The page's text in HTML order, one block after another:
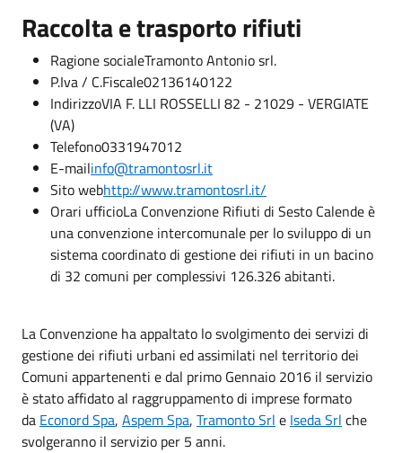
Raccolta e trasporto rifiuti
Ragione socialeTramonto Antonio srl.
P.Iva / C.Fiscale02136140122
IndirizzoVIA F. LLI ROSSELLI 82 - 21029 - VERGIATE
(VA)
Telefono0331947012
E-mailinfo@tramontosrl.it
Sito webhttp://www.tramontosrl.it/
Orari ufficioLa Convenzione Rifiuti di Sesto Calende è
una convenzione intercomunale per lo sviluppo di un
sistema coordinato di gestione dei rifiuti in un bacino
di 32 comuni per complessivi 126.326 abitanti.
La Convenzione ha appaltato lo svolgimento dei servizi di
gestione dei rifiuti urbani ed assimilati nel territorio dei
Comuni appartenenti e dal primo Gennaio 2016 il servizio
è stato affidato al raggruppamento di imprese formato
da Econord Spa, Aspem Spa, Tramonto Srl e Iseda Srl che
svolgeranno il servizio per 5 anni.